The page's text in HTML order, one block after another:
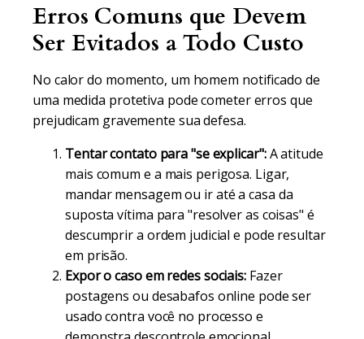
Erros Comuns que Devem
Ser Evitados a Todo Custo
No calor do momento, um homem notificado de
uma medida protetiva pode cometer erros que
prejudicam gravemente sua defesa.
Tentar contato para "se explicar":A atitude
mais comum e a mais perigosa. Ligar,
mandar mensagem ou ir até a casa da
suposta vítima para "resolver as coisas" é
descumprir a ordem judicial e pode resultar
em prisão.
Expor o caso em redes sociais: Fazer
postagens ou desabafos online pode ser
usado contra você no processo e